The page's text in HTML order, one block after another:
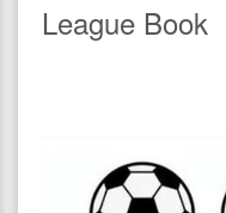
League Book